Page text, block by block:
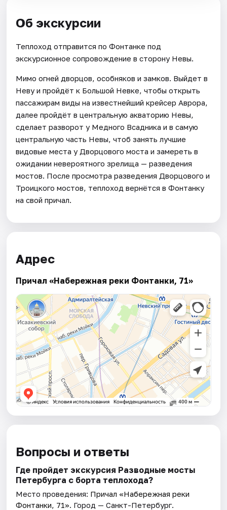
Об экскурсии
Теплоход отправится по Фонтанке под
экскурсионное сопровождение в сторону Невы.
Мимо огней дворцов, особняков и замков. Выйдет в
Неву и пройдёт к Большой Невке, чтобы открыть
пассажирам виды на известнейший крейсер Аврора,
далее пройдёт в центральную акваторию Невы,
сделает разворот у Медного Всадника и в самую
центральную часть Невы, чтоб занять лучшие
видовые места у Дворцового моста и замереть в
ожидании невероятного зрелища — разведения
мостов. После просмотра разведения Дворцового и
Троицкого мостов, теплоход вернётся в Фонтанку
на свой причал.
Адрес
Причал «Набережная реки Фонтанки, 71»
Вопросы и ответы
Где пройдет экскурсия Разводные мосты
Петербурга с борта теплохода?
Место проведения: Причал «Набережная реки
Фонтанки, 71». Город — Санкт-Петербург.